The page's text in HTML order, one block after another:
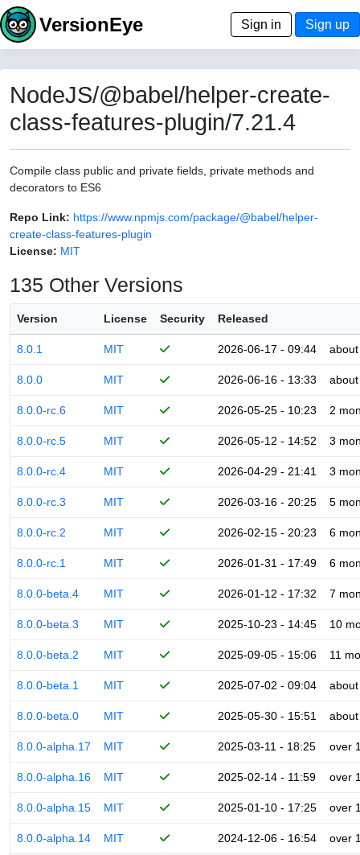
VersionEye Sign in Sign up
NodeJS/@babel/helper-create-
class-features-plugin/7.21.4
Compile class public and private fields, private methods and
decorators to ES6
Repo Link: https://www.npmjs.com/package/@babel/helper-
create-class-features-plugin
License: MIT
135 Other Versions
Version License Security Released
8.0.1 MIT 2026-06-17 - 09:44
8.0.0 MIT 2026-06-16 - 13:33
8.0.0-rc.6 MIT 2026-05-25 - 10:23 2
8.0.0-rc.5 MIT 2026-05-12 - 14:52 3
8.0.0-rc.4 MIT 2026-04-29 - 21:41 3
8.0.0-rc.3 MIT 2026-03-16 - 20:25 5
8.0.0-rc.2 MIT 2026-02-15 - 20:23 6
8.0.0-rc.1 MIT 2026-01-31 - 17:49 6
8.0.0-beta.4 MIT 2026-01-12 - 17:32 7
8.0.0-beta.3 MIT 2025-10-23 - 14:45 10
8.0.0-beta.2 MIT 2025-09-05 - 15:06 11
8.0.0-beta.1 MIT 2025-07-02 - 09:04
8.0.0-beta.0 MIT 2025-05-30 - 15:51
8.0.0-alpha.17 MIT 2025-03-11 - 18:25 over
8.0.0-alpha.16 MIT 2025-02-14 - 11:59 over
8.0.0-alpha.15 MIT 2025-01-10 - 17:25 over
8.0.0-alpha.14 MIT 2024-12-06 - 16:54 over